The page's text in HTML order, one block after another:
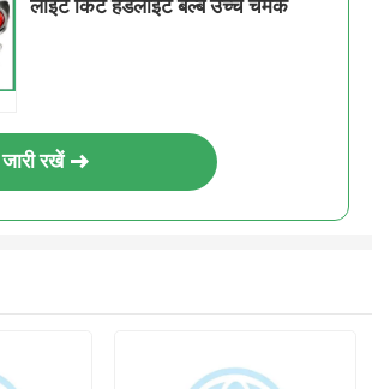
लाइट किट हेडलाइट बल्ब उच्च चमक
जारी रखें